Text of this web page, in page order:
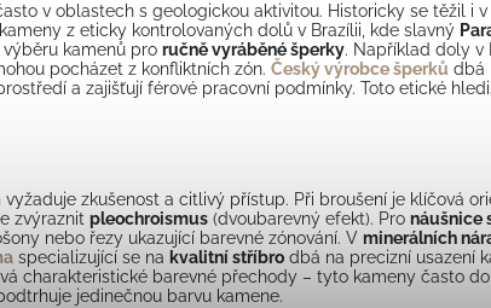
v oblastech s geologickou aktivitou. Historicky se těžil i
z eticky kontrolovaných dolů v Brazílii, kde slavný
kamenů pro ručně vyráběné šperky. Například doly v
pocházet z konfliktních zón. Český výrobce šperků dbá
a zajišťují férové pracovní podmínky. Toto etické
vyžaduje zkušenost a citlivý přístup. Při broušení je klíčová
zvýraznit pleochroismus (dvoubarevný efekt). Pro náušnice
nebo řezy ukazující barevné zónování. V minerálních
specializující se na kvalitní stříbro dbá na precizní usazení
charakteristické barevné přechody – tyto kameny často
jedinečnou barvu kamene.